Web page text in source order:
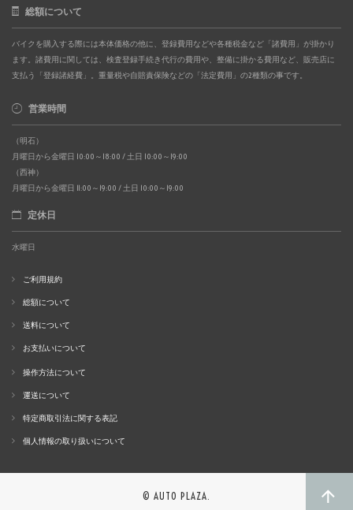
総額について
バイクを購入する際には本体価格の他に、登録費用などや各種税金など「諸費用」が掛かり
ます。諸費用に関しては、検査登録手続き代行の費用や、整備に掛かる費用など、販売店に
支払う「登録諸経費」。重量税や自賠責保険などの「法定費用」の2種類の事です。
営業時間
（明石）
月曜日から金曜日 10:00～18:00 / 土日 10:00～19:00
（西神）
月曜日から金曜日 11:00～19:00 / 土日 10:00～19:00
定休日
水曜日
ご利用規約
総額について
送料について
お支払いについて
操作方法について
運送について
特定商取引法に関する表記
個人情報の取り扱いについて
© AUTO PLAZA.